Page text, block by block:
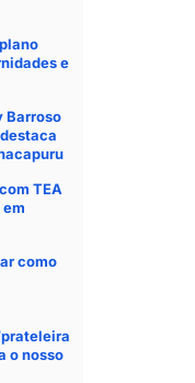
e
Barroso
TEA
como
o nosso